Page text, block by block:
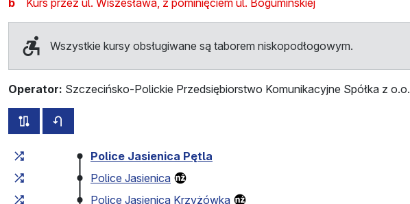
b
Kurs przez ul. Wiszesława, z pominięciem ul. Bogumińskiej
Wszystkie kursy obsługiwane są taborem niskopodłogowym.
Operator: Szczecińsko-Polickie Przedsiębiorstwo Komunikacyjne Spółka z o.o.
wszystkie trasy tej linii
Czas przejazdu narastająco Czas przejazdu między przystankami
Police Jasienica Pętla
Police Jasienica
Police Jasienica Krzyżówka